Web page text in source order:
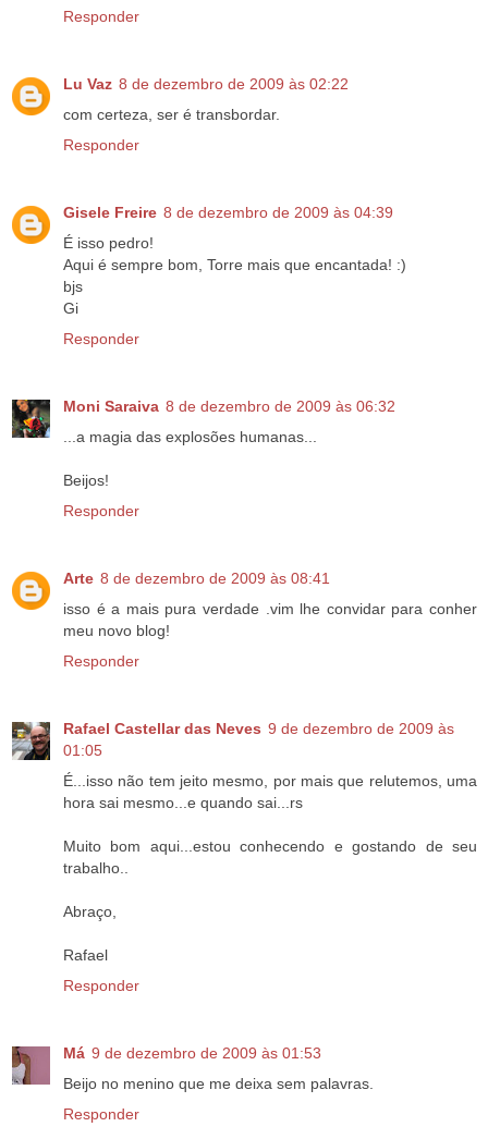
Responder
Lu Vaz 8 de dezembro de 2009 às 02:22
com certeza, ser é transbordar.
Responder
Gisele Freire 8 de dezembro de 2009 às 04:39
É isso pedro!
Aqui é sempre bom, Torre mais que encantada! :)
bjs
Gi
Responder
Moni Saraiva 8 de dezembro de 2009 às 06:32
...a magia das explosões humanas...
Beijos!
Responder
Arte 8 de dezembro de 2009 às 08:41
isso é a mais pura verdade .vim lhe convidar para conher
meu novo blog!
Responder
Rafael Castellar das Neves 9 de dezembro de 2009 às
01:05
É...isso não tem jeito mesmo, por mais que relutemos, uma
hora sai mesmo...e quando sai...rs
Muito bom aqui...estou conhecendo e gostando de seu
trabalho..
Abraço,
Rafael
Responder
Má 9 de dezembro de 2009 às 01:53
Beijo no menino que me deixa sem palavras.
Responder